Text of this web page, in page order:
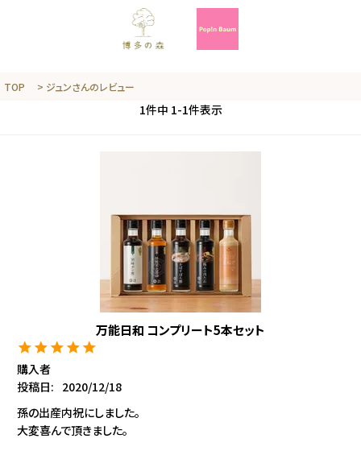
TOP ジュンさんのレビュー
1件中 1-1件表示
万能日和 コンプリート5本セット
購入者
投稿日
2020/12/18
孫の出産内祝にしました。
大変喜んで頂きました。